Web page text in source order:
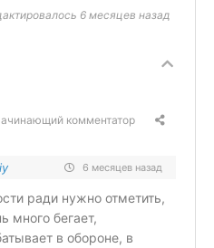
6 месяцев назад
комментатор
6 месяцев назад
ради нужно отметить,
много бегает,
в обороне, в